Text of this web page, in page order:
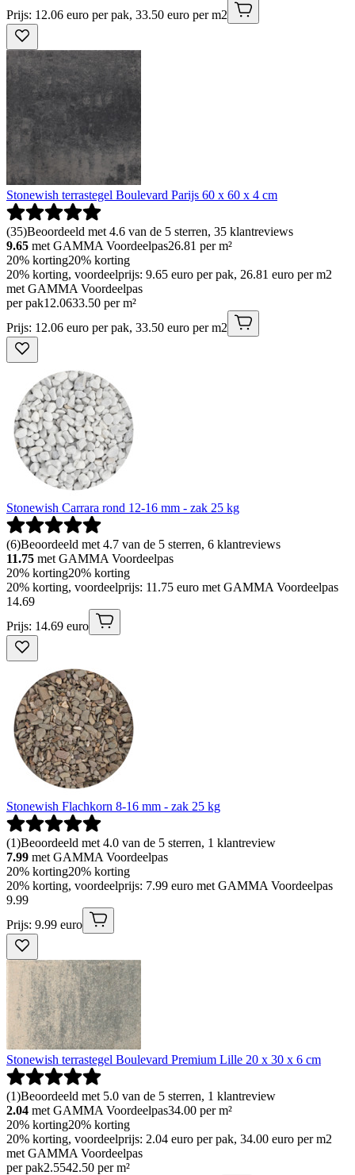
Prijs: 12.06 euro per pak, 33.50 euro per m2
Stonewish terrastegel Boulevard Parijs 60 x 60 x 4 cm
(35)Beoordeeld met 4.6 van de 5 sterren, 35 klantreviews
9.65 met GAMMA Voordeelpas26.81 per m²
20% korting20% korting
20% korting, voordeelprijs: 9.65 euro per pak, 26.81 euro per m2
met GAMMA Voordeelpas
per pak12.0633.50 per m²
Prijs: 12.06 euro per pak, 33.50 euro per m2
Stonewish Carrara rond 12-16 mm - zak 25 kg
(6)Beoordeeld met 4.7 van de 5 sterren, 6 klantreviews
11.75 met GAMMA Voordeelpas
20% korting20% korting
20% korting, voordeelprijs: 11.75 euro met GAMMA Voordeelpas
14.69
Prijs: 14.69 euro
Stonewish Flachkorn 8-16 mm - zak 25 kg
(1)Beoordeeld met 4.0 van de 5 sterren, 1 klantreview
7.99 met GAMMA Voordeelpas
20% korting20% korting
20% korting, voordeelprijs: 7.99 euro met GAMMA Voordeelpas
9.99
Prijs: 9.99 euro
Stonewish terrastegel Boulevard Premium Lille 20 x 30 x 6 cm
(1)Beoordeeld met 5.0 van de 5 sterren, 1 klantreview
2.04 met GAMMA Voordeelpas34.00 per m²
20% korting20% korting
20% korting, voordeelprijs: 2.04 euro per pak, 34.00 euro per m2
met GAMMA Voordeelpas
per pak2.5542.50 per m²